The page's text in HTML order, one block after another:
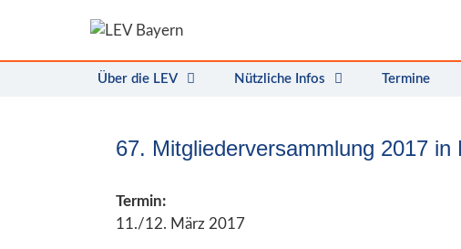
Über die LEV Nützliche Infos Termine
67. Mitgliederversammlung 2017 in
Termin:
11./12. März 2017